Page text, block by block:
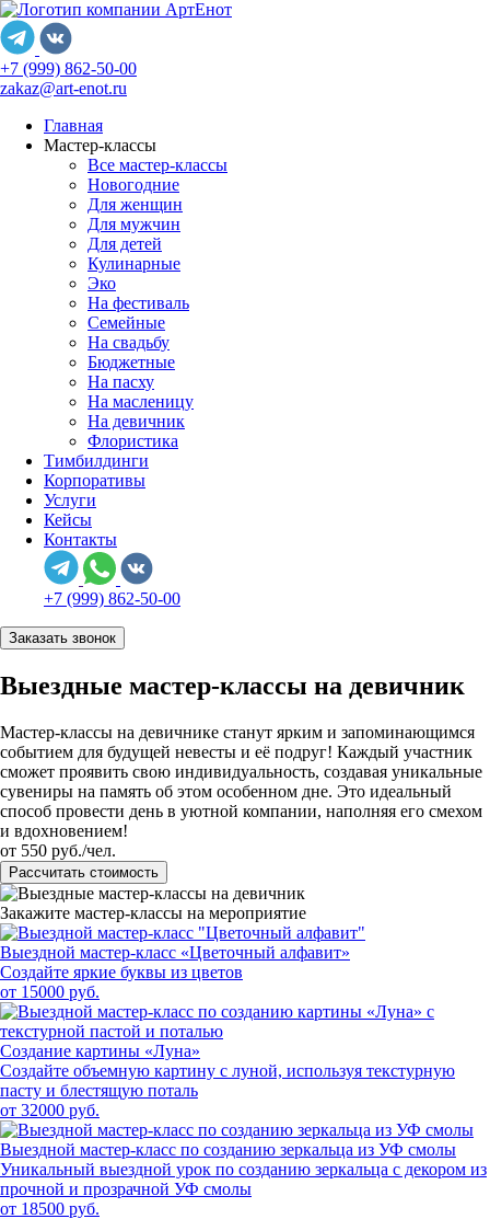
+7 (999) 862-50-00
zakaz@art-enot.ru
Главная
Мастер-классы
Все мастер-классы
Новогодние
Для женщин
Для мужчин
Для детей
Кулинарные
Эко
На фестиваль
Семейные
На свадьбу
Бюджетные
На пасху
На масленицу
На девичник
Флористика
Тимбилдинги
Корпоративы
Услуги
Кейсы
Контакты
+7 (999) 862-50-00
Заказать звонок
Выездные мастер-классы на девичник
Мастер-классы на девичнике станут ярким и запоминающимся
событием для будущей невесты и её подруг! Каждый участник
сможет проявить свою индивидуальность, создавая уникальные
сувениры на память об этом особенном дне. Это идеальный
способ провести день в уютной компании, наполняя его смехом
и вдохновением!
от 550 руб./чел.
Рассчитать стоимость
Закажите маcтер-классы на мероприятие
Выездной мастер-класс «Цветочный алфавит»
Создайте яркие буквы из цветов
от 15000 руб.
Создание картины «Луна»
Создайте объемную картину с луной, используя текстурную
пасту и блестящую поталь
от 32000 руб.
Выездной мастер-класс по созданию зеркальца из УФ смолы
Уникальный выездной урок по созданию зеркальца с декором из
прочной и прозрачной УФ смолы
от 18500 руб.